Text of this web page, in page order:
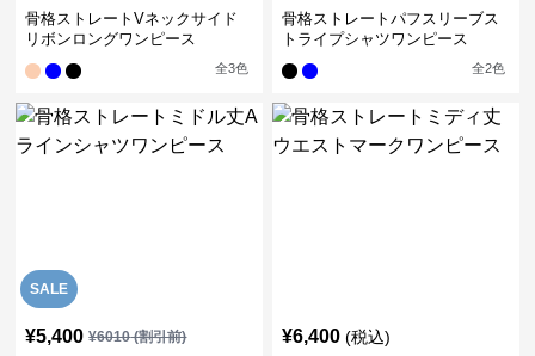
骨格ストレートVネックサイド
リボンロングワンピース
全3色
骨格ストレートパフスリーブス
トライプシャツワンピース
全2色
SALE
¥5,400 ¥6010(割引前) ¥6,400 (税込)